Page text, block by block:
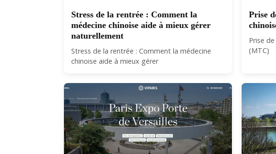
Stress de la rentrée : Comment la
médecine chinoise aide à mieux gérer
naturellement
Stress de la rentrée : Comment la médecine
chinoise aide à mieux gérer
Prise
Prise
(MTC)